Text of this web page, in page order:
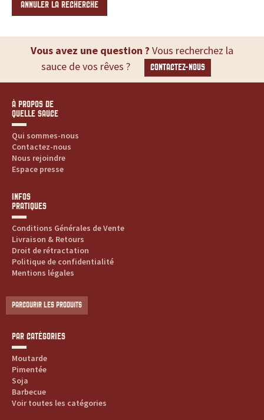
ANNULER LA RECHERCHE
Vous avez une question ? Vous recherchez la
sauce de vos rêves ?
CONTACTEZ-NOUS
À PROPOS DE
QUELLE SAUCE
Qui sommes-nous
Contactez-nous
Nous rejoindre
Espace presse
INFOS
PRATIQUES
Conditions Générales de Vente
Livraison & Retours
Droit de rétractation
Politique de confidentialité
Mentions légales
PARCOURIR LES PRODUITS
PAR CATÉGORIES
Moutarde
Pimentée
Soja
Barbecue
Voir toutes les catégories